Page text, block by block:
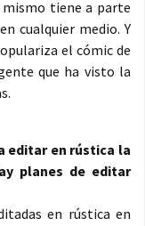
mismo tiene a parte
cualquier medio. Y
el cómic de
que ha visto la
editar en rústica la
planes de editar
en rústica en